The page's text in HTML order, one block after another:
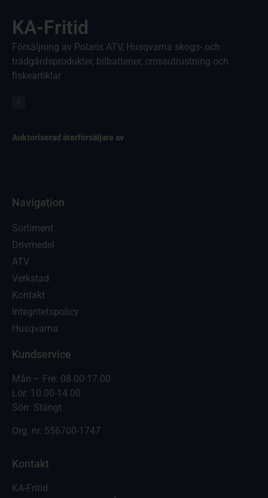
KA-Fritid
Försäljning av Polaris ATV, Husqvarna skogs- och
trädgårdsprodukter, bilbatterier, crossutrustning och
fiskeartiklar
Auktoriserad återförsäljare av
Navigation
Sortiment
Drivmedel
ATV
Verkstad
Kontakt
Integritetspolicy
Husqvarna
Kundservice
Mån – Fre: 08.00-17.00
Lör: 10.00-14.00
Sön: Stängt
Org. nr. 556700-1747
Kontakt
KA-Fritid